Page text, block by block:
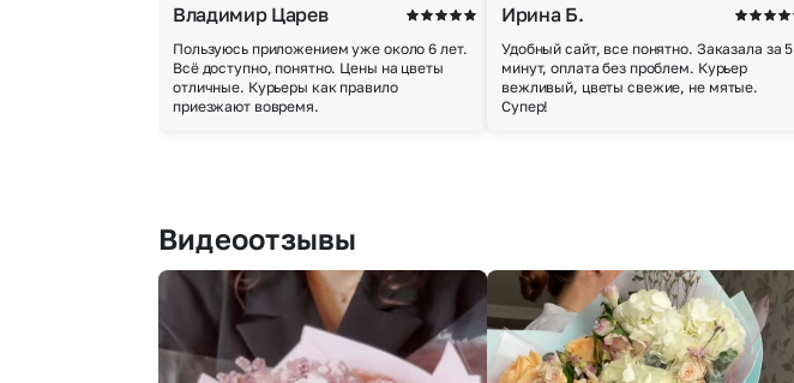
Владимир Царев
Пользуюсь приложением уже около 6 лет.
Всё доступно, понятно. Цены на цветы
отличные. Курьеры как правило
приезжают вовремя.
Ирина Б.
Удобный сайт, все понятно. Заказала за 5
минут, оплата без проблем. Курьер
вежливый, цветы свежие, не мятые.
Супер!
Видеоотзывы